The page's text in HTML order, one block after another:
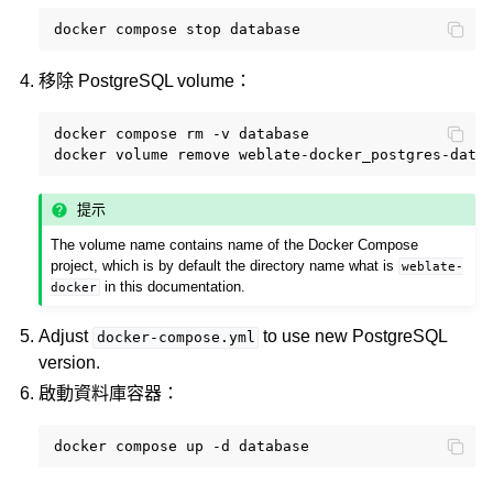
docker compose stop
移除 PostgreSQL volume：
docker compose rm -v
database
docker volume remove
提示
The volume name contains name of the Docker Compose
project, which is by default the directory name what is
weblate-
docker in this documentation.
Adjust docker-compose.yml to use new PostgreSQL
version.
啟動資料庫容器：
docker compose up -d